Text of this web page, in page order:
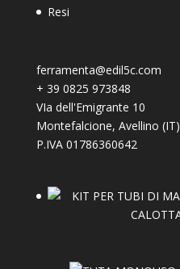
Resi
ferramenta@edil5c.com
+ 39 0825 973848
VIa dell'Emigrante 10
Montefalcione, Avellino (IT)
P.IVA 01786360642